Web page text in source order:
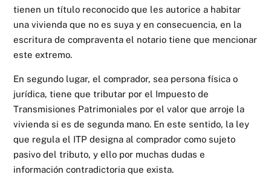
tienen un título reconocido que les autorice a habitar
una vivienda que no es suya y en consecuencia, en la
escritura de compraventa el notario tiene que mencionar
este extremo.
En segundo lugar, el comprador, sea persona física o
jurídica, tiene que tributar por el Impuesto de
Transmisiones Patrimoniales por el valor que arroje la
vivienda si es de segunda mano. En este sentido, la ley
que regula el ITP designa al comprador como sujeto
pasivo del tributo, y ello por muchas dudas e
información contradictoria que exista.